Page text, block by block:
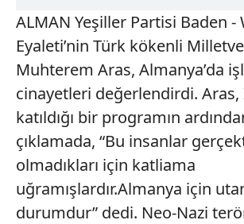
ALMAN Yeşiller Partisi Baden
Eyaleti’nin Türk kökenli
Muhterem Aras, Almanya’da
cinayetleri değerlendirdi. Aras,
katıldığı bir programın
çıklamada, “Bu insanlar
olmadıkları için katliama
uğramışlardır.Almanya için
durumdur” dedi. Neo-Nazi